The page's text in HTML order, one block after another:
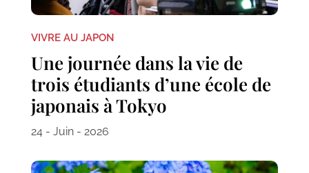
VIVRE AU JAPON
Une journée dans la vie de
trois étudiants d’une école de
japonais à Tokyo
24 - Juin - 2026